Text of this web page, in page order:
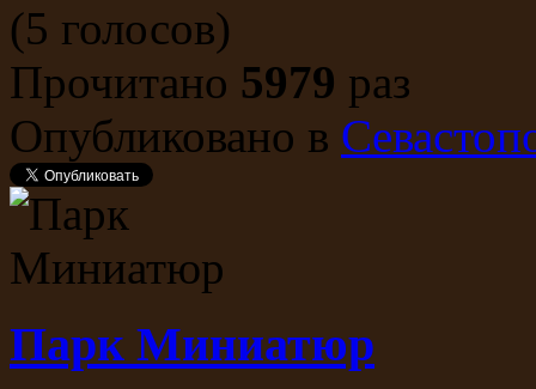
(5 голосов)
Прочитано 5979 раз
Опубликовано в
Парк Миниатюр